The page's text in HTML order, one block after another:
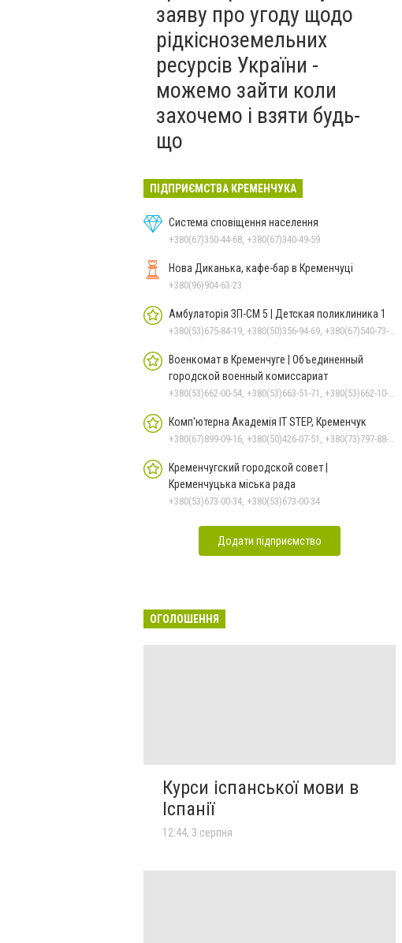
заяву про угоду щодо
рідкісноземельних
ресурсів України -
можемо зайти коли
захочемо і взяти будь-
що
ПІДПРИЄМСТВА КРЕМЕНЧУКА
Система сповіщення населення
+380(67)350-44-68, +380(67)340-49-59
Нова Диканька, кафе-бар в Кременчуці
+380(96)904-63-23
Амбулаторія ЗП-СМ 5 | Детская поликлиника 1
+380(53)675-84-19, +380(50)356-94-69, +380(67)540-73-87
Военкомат в Кременчуге | Объединенный
городской военный комиссариат
+380(53)662-00-54, +380(53)663-51-71, +380(53)662-10-35
Комп'ютерна Академія IT STEP, Кременчук
+380(67)899-09-16, +380(50)426-07-51, +380(73)797-88-17
Кременчугский городской совет |
Кременчуцька міська рада
+380(53)673-00-34, +380(53)673-00-34
Додати підприємство
ОГОЛОШЕННЯ
Курси іспанської мови в
Іспанії
12:44, 3 серпня